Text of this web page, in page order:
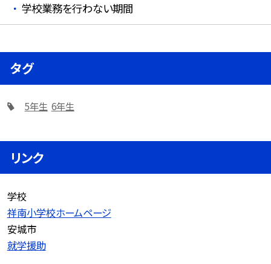
学校業務を行わない期間
タグ
5年生 6年生
リンク
学校
祥南小学校ホームページ
安城市
就学援助